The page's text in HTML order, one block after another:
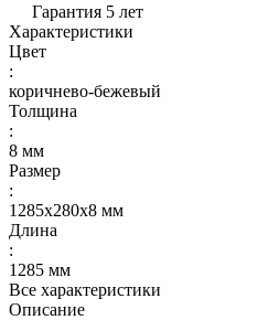
Гарантия 5 лет
Характеристики
Цвет
:
коричнево-бежевый
Толщина
:
8 мм
Размер
:
1285х280х8 мм
Длина
:
1285 мм
Все характеристики
Описание